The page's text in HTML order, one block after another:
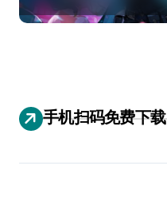
手机扫码免费下载